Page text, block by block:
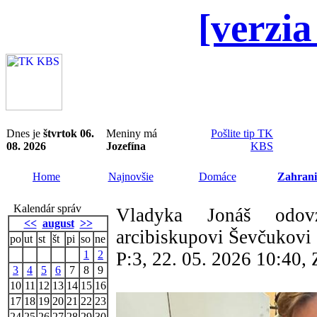
Dnes je štvrtok 06.
08. 2026
Meniny má
Jozefína
Pošlite tip TK
KBS
Home Najnovšie Domáce
Kalendár správ
<< august >>
po ut st št pi so ne
1
2
3
4 5 6 7 8
9
10 11 12 13 14 15 16
17 18 19 20 21 22 23
Vladyka Jonáš
arcibiskupovi Ševčukovi
P:3, 22. 05. 2026 10:40,